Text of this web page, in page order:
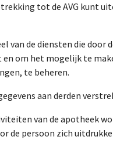
tot de AVG kunt
van de diensten die door
om het mogelijk te
te beheren.
aan derden
van de apotheek
de persoon zich